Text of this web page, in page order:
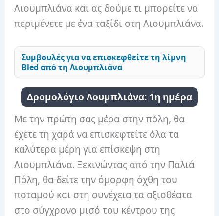
Λιουμπλιάνα και ας δούμε τι μπορείτε να
περιμένετε με ένα ταξίδι στη Λιουμπλιάνα.
Συμβουλές για να επισκεφθείτε τη λίμνη
Bled από τη Λιουμπλιάνα
Δρομολόγιο Λουμπλιάνα: 1η ημέρα
Με την πρώτη σας μέρα στην πόλη, θα
έχετε τη χαρά να επισκεφτείτε όλα τα
καλύτερα μέρη για επίσκεψη στη
Λιουμπλιάνα. Ξεκινώντας από την Παλιά
Πόλη, θα δείτε την όμορφη όχθη του
ποταμού και στη συνέχεια τα αξιοθέατα
στο σύγχρονο μισό του κέντρου της